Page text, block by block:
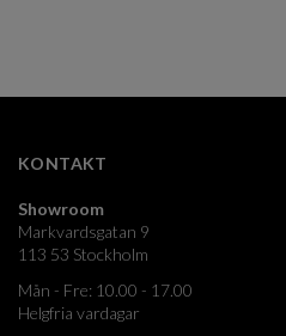
KONTAKT
Showroom
Markvardsgatan 9
113 53 Stockholm
Mån - Fre: 10.00 - 17.00
Helgfria vardagar